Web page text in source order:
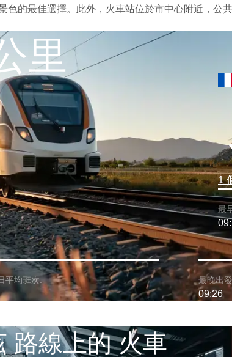
的最佳選擇。此外，火車站位於市中心附近，公
里
1
最
平均班次: 最晚出發
09:26
路線上的 火車